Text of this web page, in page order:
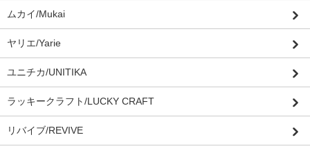
ムカイ/Mukai
ヤリエ/Yarie
ユニチカ/UNITIKA
ラッキークラフト/LUCKY CRAFT
リバイブ/REVIVE